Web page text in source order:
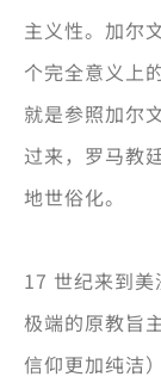
主义性。加尔
个完全意义上
就是参照加尔
过来，罗马教
地世俗化。
17 世纪来到
极端的原教旨
信仰更加纯洁